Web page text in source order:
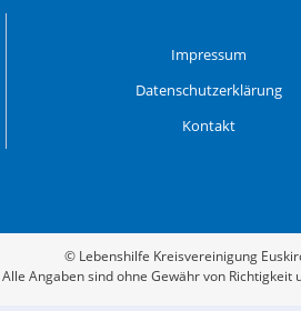
Impressum
Datenschutzerklärung
Kontakt
© Lebenshilfe Kreisvereinigung
Alle Angaben sind ohne Gewähr von Richtigkeit